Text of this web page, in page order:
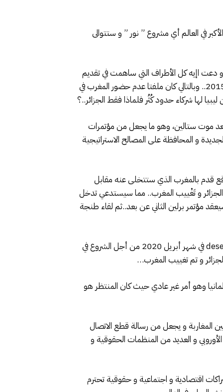
في العالم أي مشروع ” نور ” و ستتوالى
المشكل الليبي و دعت اإيه كل الأطراف التي ساهمت في تقديم
الحلول و أيضا الجزائر لأنها دولة حدودية مع ليبيا و استثني المغرب الذي حقق المصالحة الوطنية الأولى في الصخيرات منذ 2015.. وبالتالي كان ملفتا عدم حضور المغرب في
لها شركاء حدود كُثُر فلماذا فقط الجزائر..؟
لمؤتمر برلين 2020، فإننا نستحضر مؤتمرات برلين 1884 من أجل تقسيم أفريقيا الغربية و مؤتمر برلين 1954 بعد موت ستالين، وهو ما يجعل من مؤتمرات
و المحافظة على المصالح الاستراتيجية
لطنجة سنة 1905 و حادث ميناء أكادير سنة 1911..فقط من أجل موقع قدم بالمغرب الذي ستتخلى عنه مقابل
ستستمر أحداث العنف و القتل وحرب الآبار في ليبيا حتى بعد مؤتمر برلين 2020 بحضور الجزائر و تَغْييب المغرب.. مما سيستدعي تدخل
في شتنبر و أكتوبر 2020..و ببروز معطيات إيجابية سيعقد مؤتمر برلين الثاني عن بعد..ثم لقاء طنجة
لكن الحدث المثير هو إعلان وزير الطاقة الجزائري في فبراير 2020 عن توقيع اتفاق جديد بين sonelgaz مع مسؤولي desertec في شهر أبريل 2020 من أجل الشروع في
وهو أمر غير عادي حيث كان المنتظر هو
المغاربة و يجعل من رسالة قطع الاتصال
و العديد من المنظمات الحقوقية و
اقتصادية و اجتماعية و حقوقية تحترم